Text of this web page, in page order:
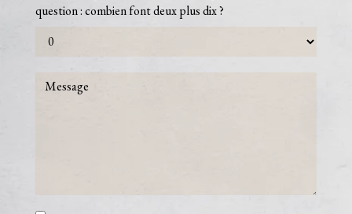
question : combien font deux plus dix ?